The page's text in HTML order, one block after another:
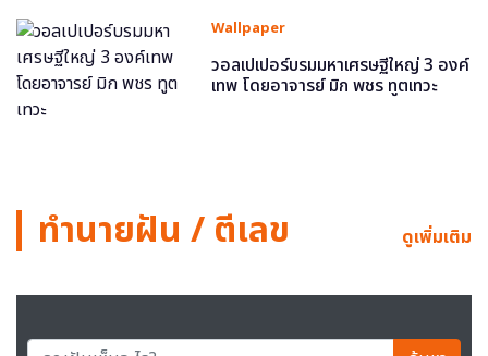
Wallpaper
วอลเปเปอร์บรมมหาเศรษฐีใหญ่ 3 องค์
เทพ โดยอาจารย์ มิก พชร ทูตเทวะ
ทำนายฝัน / ตีเลข ดูเพิ่มเติม